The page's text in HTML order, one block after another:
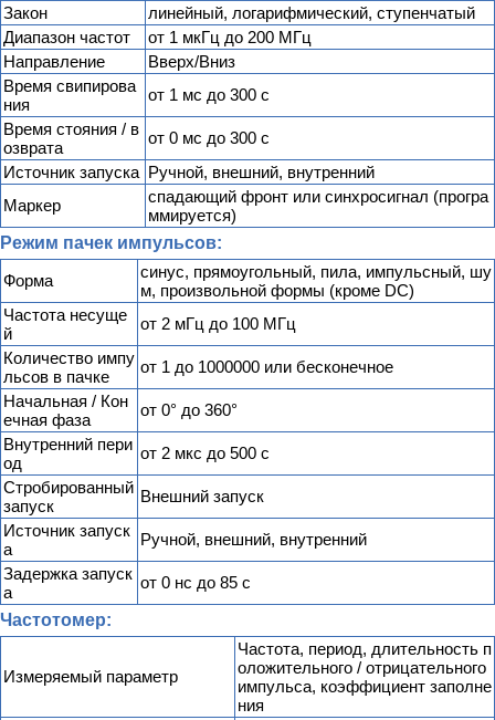
Закон
линейный, логарифмический, ступенчатый
Диапазон частот
от 1 мкГц до 200 МГц
Направление
Вверх/Вниз
Время свипирова
ния
от 1 мс до 300 с
Время стояния / в
озврата
от 0 мс до 300 с
Источник запуска Ручной, внешний, внутренний
Маркер
спадающий фронт или синхросигнал (програ
ммируется)
Режим пачек импульсов:
Форма
синус, прямоугольный, пила, импульсный, шу
м, произвольной формы (кроме DC)
Частота несуще
й
от 2 мГц до 100 МГц
Количество импу
льсов в пачке
от 1 до 1000000 или бесконечное
Начальная / Кон
ечная фаза
от 0° до 360°
Внутренний пери
од
от 2 мкс до 500 с
Стробированный
запуск
Внешний запуск
Источник запуск
а
Ручной, внешний, внутренний
Задержка запуск
а
от 0 нс до 85 с
Частотомер:
Измеряемый параметр
Частота, период, длительность п
оложительного / отрицательного
импульса, коэффициент заполне
ния